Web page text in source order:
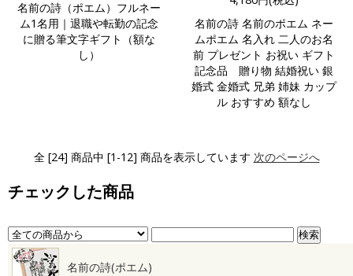
名前の詩（ポエム）フルネー
ム1名用｜退職や転勤の記念
に贈る筆文字ギフト（額な
し）
名前の詩 名前のポエム ネー
ムポエム 名入れ 二人のお名
前 プレゼント お祝い ギフト
記念品 贈り物 結婚祝い 銀
婚式 金婚式 兄弟 姉妹 カップ
ル おすすめ 額なし
全 [24] 商品中 [1-12] 商品を表示しています 次のページへ
チェックした商品
名前の詩(ポエム)